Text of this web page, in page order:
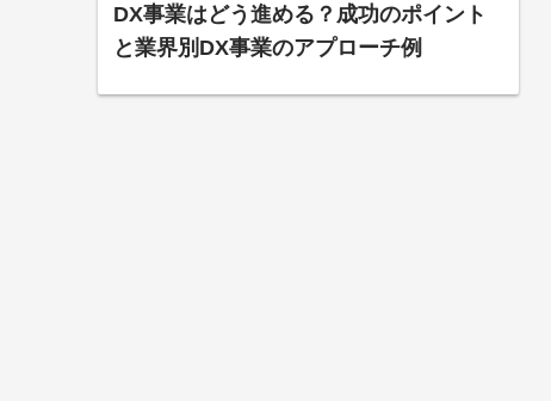
DX事業はどう進める？成功のポイント
と業界別DX事業のアプローチ例